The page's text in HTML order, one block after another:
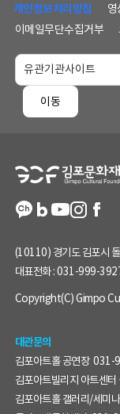
개인정보처리방침
이메일무단수집거부
이동
(10110) 경기도 김포시
대표전화 :031-999-
Copyright(C) Gimpo
대관문의
김포아트홀 공연장 031-
김포아트빌리지 아트센터
김포아트홀 갤러리/세미